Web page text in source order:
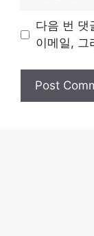
다음 번 댓
이메일, 그